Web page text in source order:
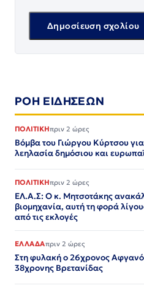
ΡΟΗ ΕΙΔΗΣΕΩΝ
ΠΟΛΙΤΙΚΗπριν 2 ώρες
Βόμβα του Γιώργου Κύρτσου
λεηλασία δημόσιου και
ΠΟΛΙΤΙΚΗπριν 2 ώρες
ΕΛ.Α.Σ: Ο κ. Μητσοτάκης
βιομηχανία, αυτή τη φορά
από τις εκλογές
ΕΛΛΑΔΑπριν 2 ώρες
Στη φυλακή ο 26χρονος
38χρονης Βρετανίδας